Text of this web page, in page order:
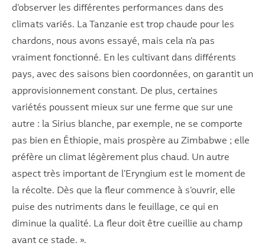
d’observer les différentes performances dans des
climats variés. La Tanzanie est trop chaude pour les
chardons, nous avons essayé, mais cela n’a pas
vraiment fonctionné. En les cultivant dans différents
pays, avec des saisons bien coordonnées, on garantit un
approvisionnement constant. De plus, certaines
variétés poussent mieux sur une ferme que sur une
autre : la Sirius blanche, par exemple, ne se comporte
pas bien en Éthiopie, mais prospère au Zimbabwe ; elle
préfère un climat légèrement plus chaud. Un autre
aspect très important de l’Eryngium est le moment de
la récolte. Dès que la fleur commence à s’ouvrir, elle
puise des nutriments dans le feuillage, ce qui en
diminue la qualité. La fleur doit être cueillie au champ
avant ce stade. ».